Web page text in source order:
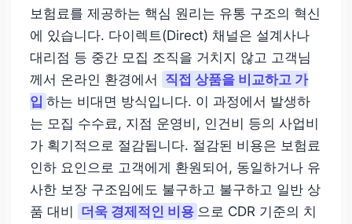
보험료를 제공하는 핵심 원리는 유통 구조의 혁신
에 있습니다. 다이렉트(Direct) 채널은 설계사나
대리점 등 중간 모집 조직을 거치지 않고 고객님
께서 온라인 환경에서 직접 상품을 비교하고 가
입 하는 비대면 방식입니다. 이 과정에서 발생하
는 모집 수수료, 지점 운영비, 인건비 등의 사업비
가 획기적으로 절감됩니다. 절감된 비용은 보험료
인하 요인으로 고객에게 환원되어, 동일하거나 유
사한 보장 구조임에도 불구하고 불구하고 일반 상
품 대비 더욱 경제적인 비용 으로 CDR 기준의 치